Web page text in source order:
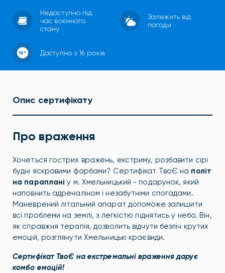
Недоступно під
час воєнного
стану
Залежить від
погоди
Доступно з 16 років
Опис сертифікату
Про враження
Хочеться гострих вражень, екстриму, розбавити сірі
будні яскравими фарбами? Сертифікат ТвоЄ на політ
на парапланіу м. Хмельницький - подарунок, який
наповнить адреналіном і незабутніми спогадами.
Маневрений літальний апарат допоможе залишити
всі проблеми на землі, з легкістю піднятись у небо. Він,
як справжня терапія, дозволить відчути безліч крутих
емоцій, розглянути Хмельницькі краєвиди.
Сертифікат ТвоЄ на екстремальні враження дарує
комбо емоцій!